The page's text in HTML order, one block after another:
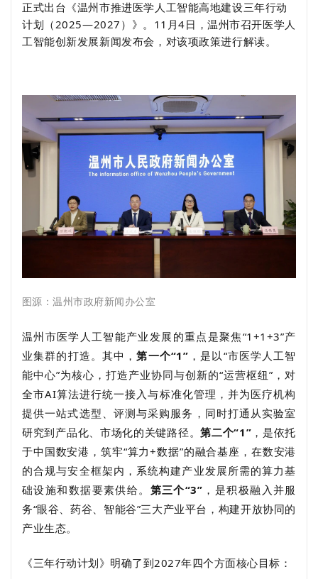
正式出台《温州市推进医学人工智能高地建设三年行动
计划（2025—2027）》。11月4日，温州市召开医学人
工智能创新发展新闻发布会，对该项政策进行解读。
图源：温州市政府新闻办公室
温州市医学人工智能产业发展的重点是聚焦“1+1+3”产
业集群的打造。其中，第一个“1” ，是以“市医学人工智
能中心”为核心，打造产业协同与创新的“运营枢纽”，对
全市AI算法进行统一接入与标准化管理，并为医疗机构
提供一站式选型、评测与采购服务，同时打通从实验室
研究到产品化、市场化的关键路径。第二个“1” ，是依托
于中国数安港，筑牢“算力+数据”的融合基座，在数安港
的合规与安全框架内，系统构建产业发展所需的算力基
础设施和数据要素供给。 第三个“3” ，是积极融入并服
务“眼谷、药谷、智能谷”三大产业平台，构建开放协同的
产业生态。
《三年行动计划》明确了到2027年四个方面核心目标：